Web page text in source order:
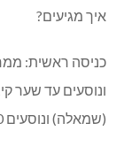
איך מגיעים?
ונוסעים עד שער
(שמאלה) ונוסעים 750 מ' לכניסה הראשית ליער.